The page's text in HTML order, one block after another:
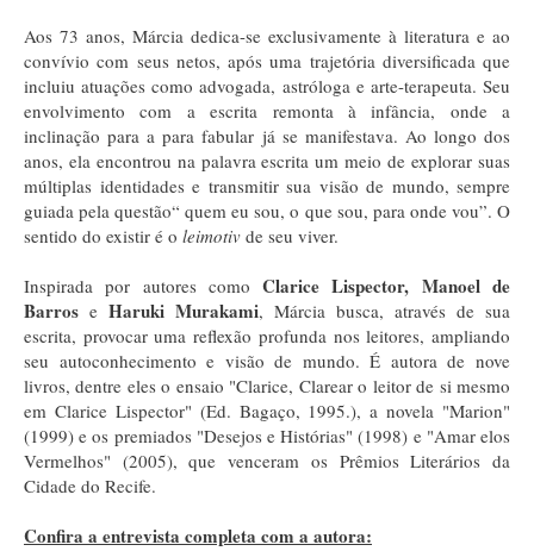
Aos 73 anos, Márcia dedica-se exclusivamente à literatura e ao
convívio com seus netos, após uma trajetória diversificada que
incluiu atuações como advogada, astróloga e arte-terapeuta. Seu
envolvimento com a escrita remonta à infância, onde a
inclinação para a para fabular já se manifestava. Ao longo dos
anos, ela encontrou na palavra escrita um meio de explorar suas
múltiplas identidades e transmitir sua visão de mundo, sempre
guiada pela questão“ quem eu sou, o que sou, para onde vou”. O
sentido do existir é o leimotiv de seu viver.
Inspirada por autores comoClarice Lispector, Manoel de
Barros e Haruki Murakami, Márcia busca, através de sua
escrita, provocar uma reflexão profunda nos leitores, ampliando
seu autoconhecimento e visão de mundo. É autora de nove
livros, dentre eles o ensaio "Clarice, Clarear o leitor de si mesmo
em Clarice Lispector" (Ed. Bagaço, 1995.), a novela "Marion"
(1999) e os premiados "Desejos e Histórias" (1998) e "Amar elos
Vermelhos" (2005), que venceram os Prêmios Literários da
Cidade do Recife.
Confira a entrevista completa com a autora: